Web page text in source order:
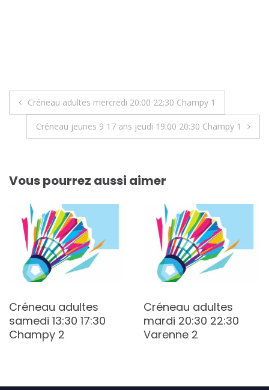
Navigation
Créneau adultes mercredi 20:00 22:30 Champy 1
Créneau jeunes 9 17 ans jeudi 19:00 20:30 Champy 1
Vous pourrez aussi aimer
Créneau adultes
samedi 13:30 17:30
Champy 2
Créneau adultes
mardi 20:30 22:30
Varenne 2